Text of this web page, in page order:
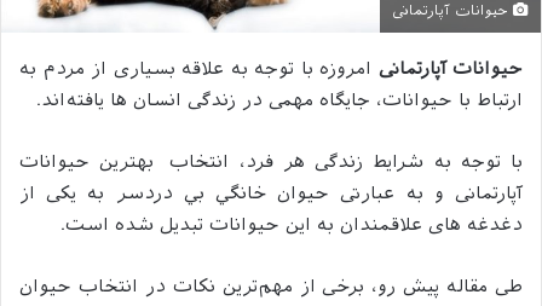
حیوانات آپارتمانی
حیوانات آپارتمانی امروزه با توجه به علاقه بسیاری از مردم به
ارتباط با حیوانات، جایگاه مهمی در زندگی انسان ‌ها یافته‌اند.
با توجه به شرایط زندگی هر فرد، انتخاب بهترین حیوانات
آپارتمانی و به عبارتی حيوان خانگي بي دردسر به یکی از
دغدغه ‌های علاقمندان به این حیوانات تبدیل شده است.
طی مقاله پیش رو، برخی از مهم‌ترین نکات در انتخاب حيوان